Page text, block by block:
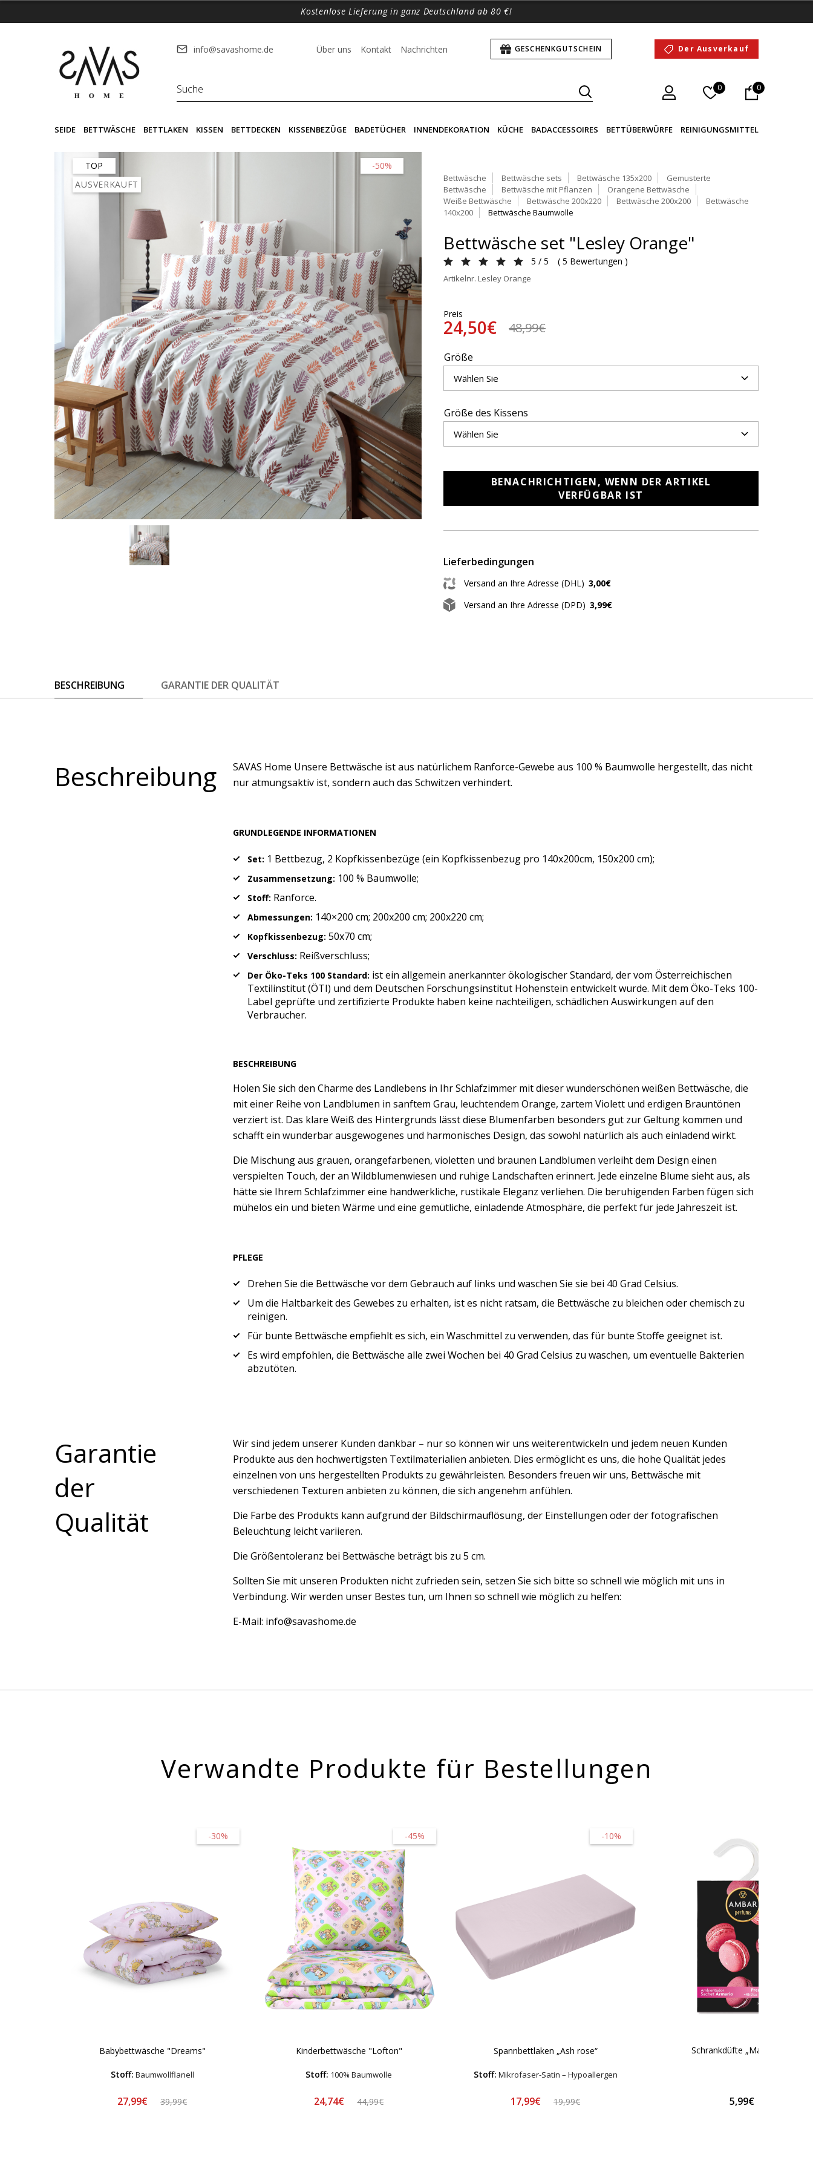
Kostenlose Lieferung in ganz Deutschland ab 80 €!
info@savashome.de Über uns Kontakt Nachrichten GESCHENKGUTSCHEIN Der Ausverkauf
0 0
SEIDE BETTWÄSCHE BETTLAKEN KISSEN BETTDECKEN KISSENBEZÜGE BADETÜCHER INNENDEKORATION KÜCHE BADACCESSOIRES BETTÜBERWÜRFE REINIGUNGSMITTEL
-50%
TOP
AUSVERKAUFT
Bettwäsche Bettwäsche sets Bettwäsche 135x200
Gemusterte
Bettwäsche
Bettwäsche mit Pflanzen
Orangene Bettwäsche
Weiße Bettwäsche
Bettwäsche 200x220 Bettwäsche 200x200
Bettwäsche
140x200
Bettwäsche Baumwolle
Bettwäsche set "Lesley Orange"
5 / 5 ( 5 Bewertungen )
Artikelnr. Lesley Orange
Preis
24,50€ 48,99€
Größe
Größe des Kissens
BENACHRICHTIGEN, WENN DER ARTIKEL
VERFÜGBAR IST
Lieferbedingungen
Versand an Ihre Adresse (DHL) 3,00€
Versand an Ihre Adresse (DPD) 3,99€
BESCHREIBUNG GARANTIE DER QUALITÄT
Beschreibung
SAVAS Home Unsere Bettwäsche ist aus natürlichem Ranforce-Gewebe aus 100 % Baumwolle hergestellt, das nicht
nur atmungsaktiv ist, sondern auch das Schwitzen verhindert.
GRUNDLEGENDE INFORMATIONEN
Set: 1 Bettbezug, 2 Kopfkissenbezüge (ein Kopfkissenbezug pro 140x200cm, 150x200 cm);
Zusammensetzung: 100 % Baumwolle;
Stoff: Ranforce.
Abmessungen: 140×200 cm; 200x200 cm; 200x220 cm;
Kopfkissenbezug: 50x70 cm;
Verschluss: Reißverschluss;
Der Öko-Teks 100 Standard: ist ein allgemein anerkannter ökologischer Standard, der vom Österreichischen
Textilinstitut (ÖTI) und dem Deutschen Forschungsinstitut Hohenstein entwickelt wurde. Mit dem Öko-Teks 100-
Label geprüfte und zertifizierte Produkte haben keine nachteiligen, schädlichen Auswirkungen auf den
Verbraucher.
BESCHREIBUNG
Holen Sie sich den Charme des Landlebens in Ihr Schlafzimmer mit dieser wunderschönen weißen Bettwäsche, die
mit einer Reihe von Landblumen in sanftem Grau, leuchtendem Orange, zartem Violett und erdigen Brauntönen
verziert ist. Das klare Weiß des Hintergrunds lässt diese Blumenfarben besonders gut zur Geltung kommen und
schafft ein wunderbar ausgewogenes und harmonisches Design, das sowohl natürlich als auch einladend wirkt.
Die Mischung aus grauen, orangefarbenen, violetten und braunen Landblumen verleiht dem Design einen
verspielten Touch, der an Wildblumenwiesen und ruhige Landschaften erinnert. Jede einzelne Blume sieht aus, als
hätte sie Ihrem Schlafzimmer eine handwerkliche, rustikale Eleganz verliehen. Die beruhigenden Farben fügen sich
mühelos ein und bieten Wärme und eine gemütliche, einladende Atmosphäre, die perfekt für jede Jahreszeit ist.
PFLEGE
Drehen Sie die Bettwäsche vor dem Gebrauch auf links und waschen Sie sie bei 40 Grad Celsius.
Um die Haltbarkeit des Gewebes zu erhalten, ist es nicht ratsam, die Bettwäsche zu bleichen oder chemisch zu
reinigen.
Für bunte Bettwäsche empfiehlt es sich, ein Waschmittel zu verwenden, das für bunte Stoffe geeignet ist.
Es wird empfohlen, die Bettwäsche alle zwei Wochen bei 40 Grad Celsius zu waschen, um eventuelle Bakterien
abzutöten.
Garantie
der
Qualität
Wir sind jedem unserer Kunden dankbar – nur so können wir uns weiterentwickeln und jedem neuen Kunden
Produkte aus den hochwertigsten Textilmaterialien anbieten. Dies ermöglicht es uns, die hohe Qualität jedes
einzelnen von uns hergestellten Produkts zu gewährleisten. Besonders freuen wir uns, Bettwäsche mit
verschiedenen Texturen anbieten zu können, die sich angenehm anfühlen.
Die Farbe des Produkts kann aufgrund der Bildschirmauflösung, der Einstellungen oder der fotografischen
Beleuchtung leicht variieren.
Die Größentoleranz bei Bettwäsche beträgt bis zu 5 cm.
Sollten Sie mit unseren Produkten nicht zufrieden sein, setzen Sie sich bitte so schnell wie möglich mit uns in
Verbindung. Wir werden unser Bestes tun, um Ihnen so schnell wie möglich zu helfen:
E-Mail: info@savashome.de
Verwandte Produkte für Bestellungen
-30%
Babybettwäsche "Dreams"
Stoff: Baumwollflanell
27,99€ 39,99€
-45%
Kinderbettwäsche "Lofton"
Stoff: 100% Baumwolle
24,74€ 44,99€
-10%
Spannbettlaken „Ash rose“
Stoff: Mikrofaser-Satin – Hypoallergen
17,99€ 19,99€
Schrankdüfte „Macaroon“
5,99€